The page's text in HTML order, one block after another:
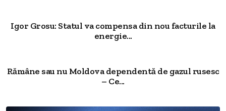
Igor Grosu: Statul va compensa din nou facturile la
energie...
Rămâne sau nu Moldova dependentă de gazul rusesc
– Ce...